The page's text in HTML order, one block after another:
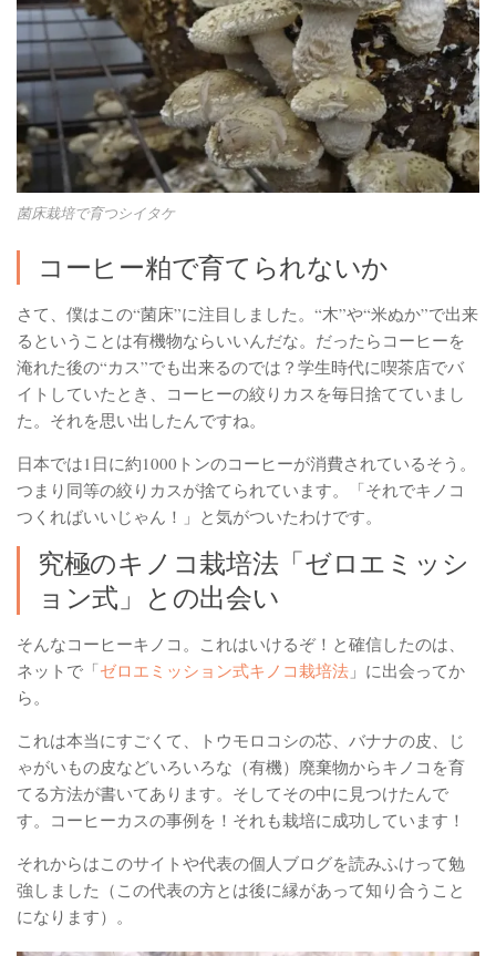
菌床栽培で育つシイタケ
コーヒー粕で育てられないか
さて、僕はこの“菌床”に注目しました。“木”や“米ぬか”で出来
るということは有機物ならいいんだな。だったらコーヒーを
淹れた後の“カス”でも出来るのでは？学生時代に喫茶店でバ
イトしていたとき、コーヒーの絞りカスを毎日捨てていまし
た。それを思い出したんですね。
日本では1日に約1000トンのコーヒーが消費されているそう。
つまり同等の絞りカスが捨てられています。「それでキノコ
つくればいいじゃん！」と気がついたわけです。
究極のキノコ栽培法「ゼロエミッシ
ョン式」との出会い
そんなコーヒーキノコ。これはいけるぞ！と確信したのは、
ネットで「ゼロエミッション式キノコ栽培法 」に出会ってか
ら。
これは本当にすごくて、トウモロコシの芯、バナナの皮、じ
ゃがいもの皮などいろいろな（有機）廃棄物からキノコを育
てる方法が書いてあります。そしてその中に見つけたんで
す。コーヒーカスの事例を！それも栽培に成功しています！
それからはこのサイトや代表の個人ブログを読みふけって勉
強しました（この代表の方とは後に縁があって知り合うこと
になります）。